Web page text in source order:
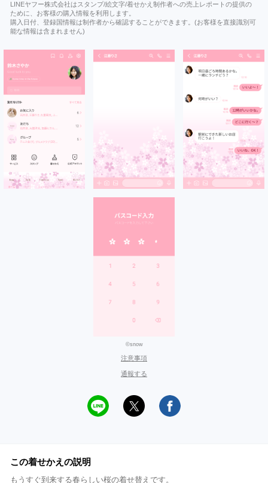
LINEヤフー株式会社はスタンプ/絵文字/着せかえ制作者への売上レポートの提供の
ために、お客様の購入情報を利用します。
購入日付、登録国情報は制作者から確認することができます。(お客様を直接識別可
能な情報は含まれません)
©snow
注意事項
通報する
この着せかえの説明
もうすぐ到来する春らしい桜の着せ替えです。